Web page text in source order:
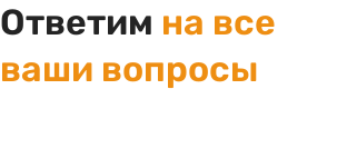
Ответим на все
ваши вопросы